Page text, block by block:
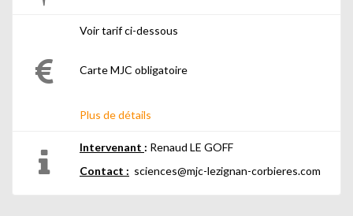
Voir tarif ci-dessous
Carte MJC obligatoire
Plus de détails
Intervenant : Renaud LE GOFF
Contact : sciences@mjc-lezignan-corbieres.com